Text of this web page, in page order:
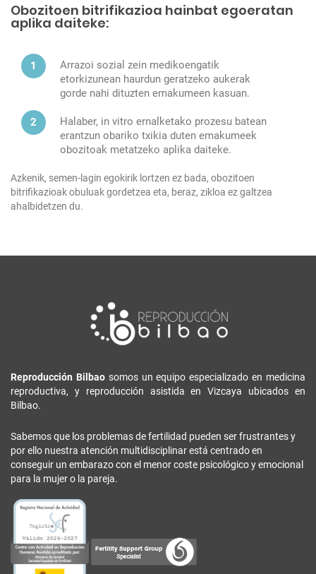
Obozitoen bitrifikazioa hainbat egoeratan
aplika daiteke:
Arrazoi sozial zein medikoengatik
etorkizunean haurdun geratzeko aukerak
gorde nahi dituzten emakumeen kasuan.
Halaber, in vitro ernalketako prozesu batean
erantzun obariko txikia duten emakumeek
obozitoak metatzeko aplika daiteke.
Azkenik, semen-lagin egokirik lortzen ez bada, obozitoen
bitrifikazioak obuluak gordetzea eta, beraz, zikloa ez galtzea
ahalbidetzen du.
Reproducción Bilbaosomos un equipo especializado en medicina
reproductiva, y reproducción asistida en Vizcaya ubicados en
Bilbao.
Sabemos que los problemas de fertilidad pueden ser frustrantes y
por ello nuestra atención multidisciplinar está centrado en
conseguir un embarazo con el menor coste psicológico y emocional
para la mujer o la pareja.